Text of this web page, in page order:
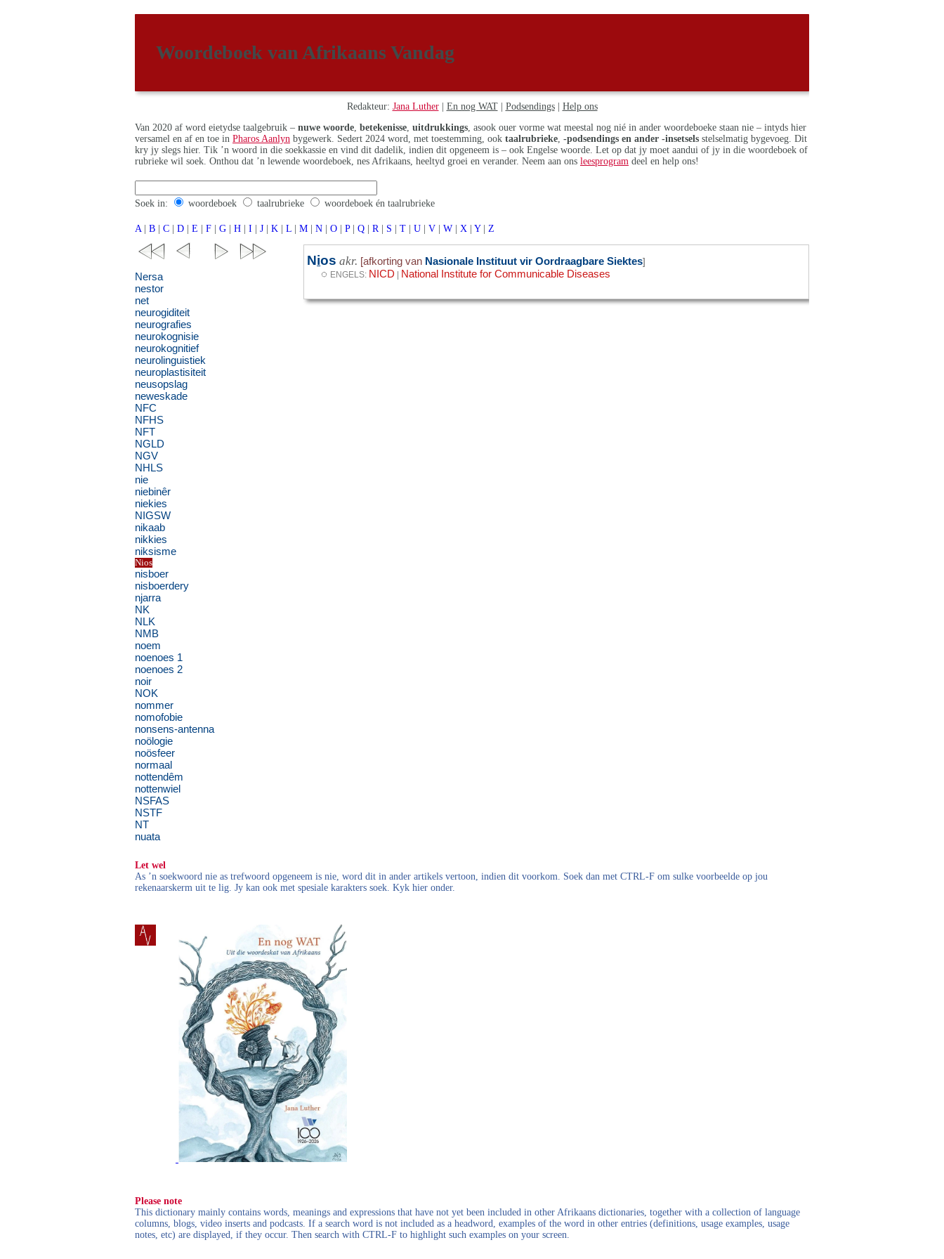
Woordeboek van Afrikaans Vandag
Redakteur: Jana Luther| En nog WAT| Podsendings| Help ons
Van 2020 af word eietydse taalgebruik – nuwe woorde betekenisse uitdrukkings , asook ouer vorme wat meestal nog nié in ander woordeboeke staan nie – intyds hier
versamel en af en toe in Pharos Aanlyn bygewerk. Sedert 2024 word, met toestemming, ook taalrubrieke -podsendings en ander -insetsels stelselmatig bygevoeg. Dit
kry jy slegs hier. Tik ’n woord in die soekkassie en vind dit dadelik, indien dit opgeneem is – ook Engelse woorde. Let op dat jy moet aandui of jy in die woordeboek of
rubrieke wil soek. Onthou dat ’n lewende woordeboek, nes Afrikaans, heeltyd groei en verander. Neem aan ons leesprogram deel en help ons!
Soek in: woordeboek taalrubrieke woordeboek én taalrubrieke
A | B | C | D | E | F | G | H | I | J | K | L | M | N | O | P | Q | R | S | T | U | V | W | X | Y | Z
Nios akr. [afkorting van Nasionale Instituut vir Oordraagbare Siektes]
◌ ENGELS: NICD | National Institute for Communicable Diseases
Nersa
nestor
net
neurogiditeit
neurografies
neurokognisie
neurokognitief
neurolinguistiek
neuroplastisiteit
neusopslag
neweskade
NFC
NFHS
NFT
NGLD
NGV
NHLS
nie
niebinêr
niekies
NIGSW
nikaab
nikkies
niksisme
Nios
nisboer
nisboerdery
njarra
NK
NLK
NMB
noem
noenoes 1
noenoes 2
noir
NOK
nommer
nomofobie
nonsens-antenna
noölogie
noösfeer
normaal
nottendêm
nottenwiel
NSFAS
NSTF
NT
nuata
Let wel
As ’n soekwoord nie as trefwoord opgeneem is nie, word dit in ander artikels vertoon, indien dit voorkom. Soek dan met CTRL-F om sulke voorbeelde op jou
rekenaarskerm uit te lig. Jy kan ook met spesiale karakters soek. Kyk hier onder.
Please note
This dictionary mainly contains words, meanings and expressions that have not yet been included in other Afrikaans dictionaries, together with a collection of language
columns, blogs, video inserts and podcasts. If a search word is not included as a headword, examples of the word in other entries (definitions, usage examples, usage
notes, etc) are displayed, if they occur. Then search with CTRL-F to highlight such examples on your screen.